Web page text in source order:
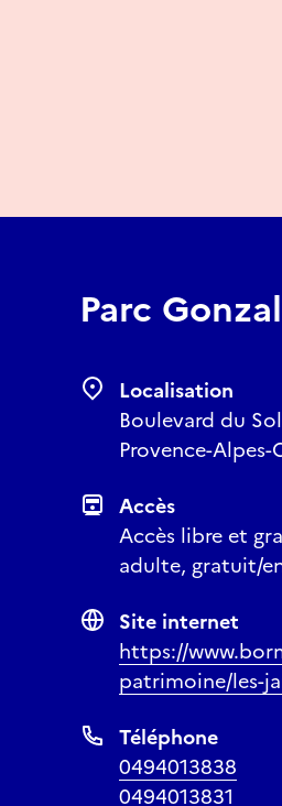
Parc
Localisation
Boulevard du
Provence-
Accès
Accès libre et
adulte, gratuit/
Site internet
https://
patrimoine/les-
Téléphone
0494013838
0494013831